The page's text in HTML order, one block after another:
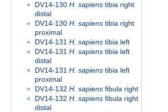
DV14-130 H. sapiens tibia right
distal
DV14-130 H. sapiens tibia right
proximal
DV14-131 H. sapiens tibia left
DV14-131 H. sapiens tibia left
distal
DV14-131 H. sapiens tibia left
proximal
DV14-132 H. sapiens fibula right
DV14-132 H. sapiens fibula right
distal